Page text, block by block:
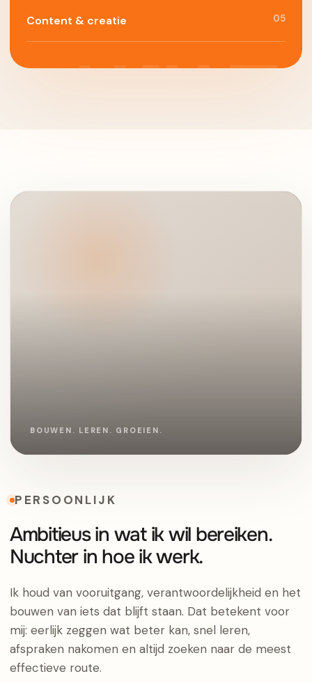
Content & creatie 05
PERSOONLIJK
Ambitieus in wat ik wil bereiken.
Nuchter in hoe ik werk.
Ik houd van vooruitgang, verantwoordelijkheid en het
bouwen van iets dat blijft staan. Dat betekent voor
mij: eerlijk zeggen wat beter kan, snel leren,
afspraken nakomen en altijd zoeken naar de meest
effectieve route.